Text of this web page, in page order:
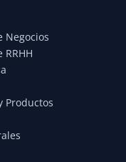
Negocios
RRHH
Productos